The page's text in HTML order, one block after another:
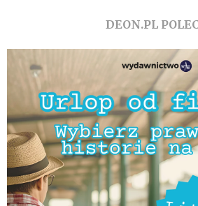
DEON.PL